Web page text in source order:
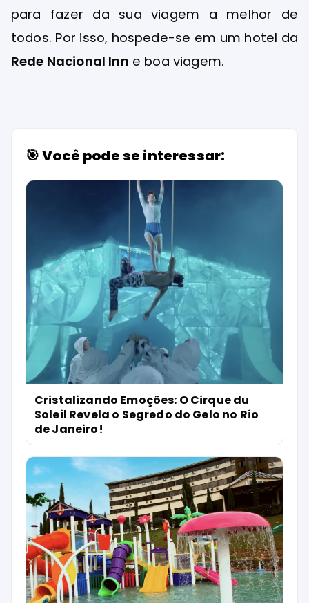
para fazer da sua viagem a melhor de
todos. Por isso, hospede-se em um hotel da
Rede Nacional Inn e boa viagem.
🎯 Você pode se interessar:
Cristalizando Emoções: O Cirque du
Soleil Revela o Segredo do Gelo no Rio
de Janeiro!